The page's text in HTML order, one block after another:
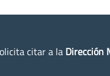
citar a la Dirección